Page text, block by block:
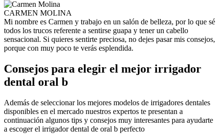
CARMEN MOLINA
Mi nombre es Carmen y trabajo en un salón de belleza, por lo que sé
todos los trucos referente a sentirse guapa y tener un cabello
sensacional. Si quieres sentirte preciosa, no dejes pasar mis consejos,
porque con muy poco te verás esplendida.
Consejos para elegir el mejor irrigador
dental oral b
Además de seleccionar los mejores modelos de irrigadores dentales
disponibles en el mercado nuestros expertos te presentan a
continuación algunos tips y consejos muy interesantes para ayudarte
a escoger el irrigador dental de oral b perfecto